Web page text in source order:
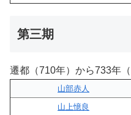
第三期
遷都（710年）から733年
山部赤人
山上憶良